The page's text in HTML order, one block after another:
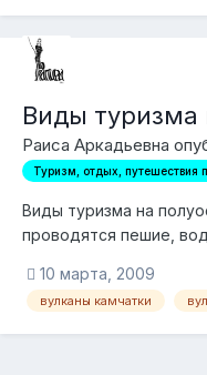
полуострове
или на...
Виды туризма
Раиса Аркадьевна
Туризм, отдых, путешествия
Виды туризма на
проводятся пешие,
спортивные
— как летнего, так и
туристам свои
10 марта, 2009
вулканы камчатки